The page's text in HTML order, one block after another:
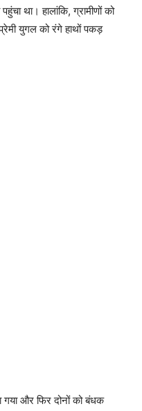
था। हालांकि, ग्रामीणों को
युगल को रंगे हाथों पकड़
गया और फिर दोनों को बंधक